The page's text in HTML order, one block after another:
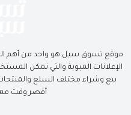
موقع تسوق سيل هو واحد من أهم
الإعلانات المبوبة والتي تمكن
بيع وشراء مختلف السلع
أقصر وقت